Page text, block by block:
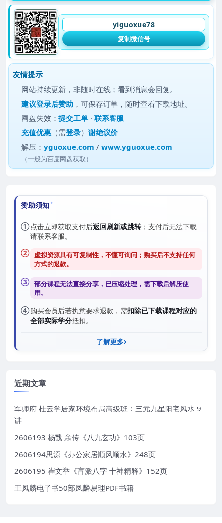
yiguoxue78
复制微信号
友情提示
网站持续更新，非随时在线；看到消息会回复。
建议登录后赞助 ，可保存订单，随时查看下载地址。
网盘失效：提交工单 ·联系客服
充值优惠 （需登录）谢绝议价
解压：yguoxue.com /www.yguoxue.com
（一般为百度网盘获取）
赞助须知
①点击立即获取支付后返回刷新或跳转；支付后无法下载
请联系客服。
② 虚拟资源具有可复制性，不懂可询问；购买后不支持任何
方式的退款。
③ 部分课程无法直接分享，已压缩处理，需下载后解压使
用。
④购买会员后若执意要求退款，需扣除已下载课程对应的
全部实际学分抵扣。
了解更多
近期文章
军师府 杜云学居家环境布局高级班：三元九星阳宅风水 9
讲
2606193 杨戬 亲传《八九玄功》103页
2606194思源《办公家居顺风顺水》248页
2606195 崔文举《盲派八字 十神精释》152页
王凤麟电子书50部凤麟易理PDF书籍